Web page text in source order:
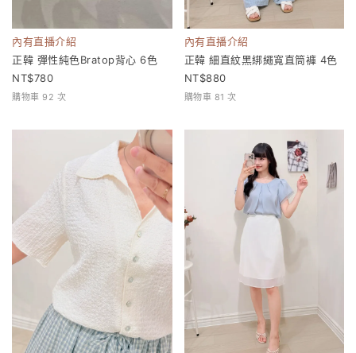
內有直播介紹
正韓 彈性純色Bratop背心 6色
780
購物車 92 次
內有直播介紹
正韓 細直紋黑綁繩寬直筒褲 4色
880
購物車 81 次